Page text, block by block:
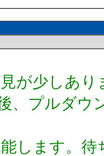
が少しあり
、プルダウ
します。